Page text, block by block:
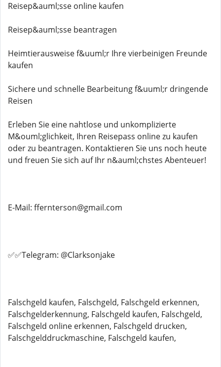
Reisep&auml;sse online kaufen
Reisep&auml;sse beantragen
Heimtierausweise f&uuml;r Ihre vierbeinigen Freunde
kaufen
Sichere und schnelle Bearbeitung f&uuml;r dringende
Reisen
Erleben Sie eine nahtlose und unkomplizierte
M&ouml;glichkeit, Ihren Reisepass online zu kaufen
oder zu beantragen. Kontaktieren Sie uns noch heute
und freuen Sie sich auf Ihr n&auml;chstes Abenteuer!
E-Mail: ffernterson@gmail.com
✅✅Telegram: @Clarksonjake
Falschgeld kaufen, Falschgeld, Falschgeld erkennen,
Falschgelderkennung, Falschgeld kaufen, Falschgeld,
Falschgeld online erkennen, Falschgeld drucken,
Falschgelddruckmaschine, Falschgeld kaufen,